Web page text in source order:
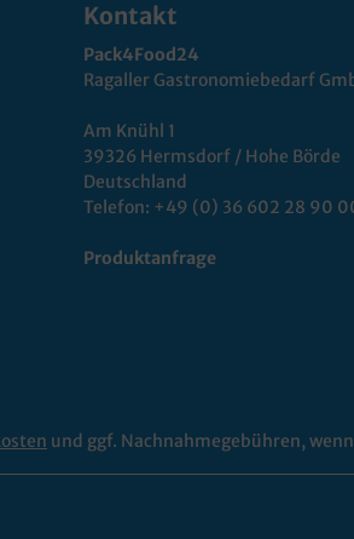
Kontakt
Pack4Food24
Ragaller Gastronomiebedarf
Am Knühl 1
39326 Hermsdorf / Hohe Börde
Deutschland
Telefon: +49 (0) 36 602 28 90
Produktanfrage
und ggf. Nachnahmegebühren,